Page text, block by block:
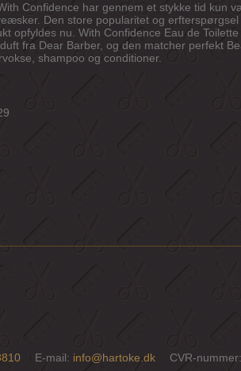
Confidence har gennem et stykke tid kun
Den store popularitet og
opfyldes nu. With Confidence Eau de
fra Dear Barber, og den matcher perfekt
shampoo og conditioner.
E-mail: info@hartoke.dk CVR-nummer: